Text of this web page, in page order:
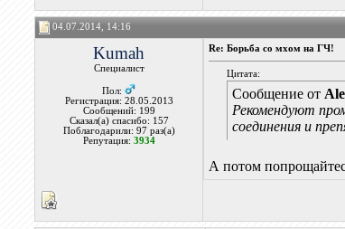
04.07.2014, 14:16
Kumah
Специалист
Пол:
Регистрация: 28.05.2013
Сообщений: 199
Сказал(а) спасибо: 157
Поблагодарили: 97 раз(а)
Репутация: 3934
Re: Борьба со мхом на ГЧ!
Цитата:
Сообщение от
Рекомендуют
соединения и
А потом